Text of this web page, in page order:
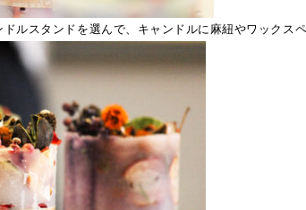
ルスタンドを選んで、キャンドルに麻紐やワックス